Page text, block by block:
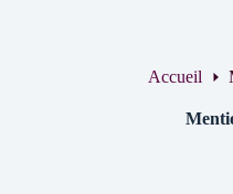
Accueil